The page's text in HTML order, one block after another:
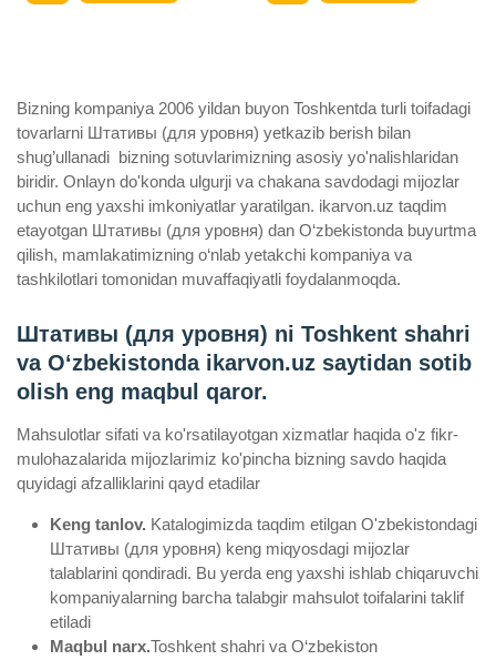
Bizning kompaniya 2006 yildan buyon Toshkentda turli toifadagi
tovarlarni Штативы (для уровня) yetkazib berish bilan
shug’ullanadi ­ bizning sotuvlarimizning asosiy yo'nalishlaridan
biridir. Onlayn do'konda ulgurji va chakana savdodagi mijozlar
uchun eng yaxshi imkoniyatlar yaratilgan. ikarvon.uz taqdim
etayotgan Штативы (для уровня) dan O‘zbekistonda buyurtma
qilish, mamlakatimizning o‘nlab yetakchi kompaniya va
tashkilotlari tomonidan muvaffaqiyatli foydalanmoqda.
Штативы (для уровня) ni Toshkent shahri
va Oʻzbekistonda ikarvon.uz saytidan sotib
olish eng maqbul qaror.
Mahsulotlar sifati va ko'rsatilayotgan xizmatlar haqida o'z fikr-
mulohazalarida mijozlarimiz ko'pincha bizning savdo haqida
quyidagi afzalliklarini qayd etadilar
Keng tanlov. Katalogimizda taqdim etilgan O'zbekistondagi
Штативы (для уровня) keng miqyosdagi mijozlar
talablarini qondiradi. Bu yerda eng yaxshi ishlab chiqaruvchi
kompaniyalarning barcha talabgir mahsulot toifalarini taklif
etiladi
Maqbul narx.Toshkent shahri va O‘zbekiston